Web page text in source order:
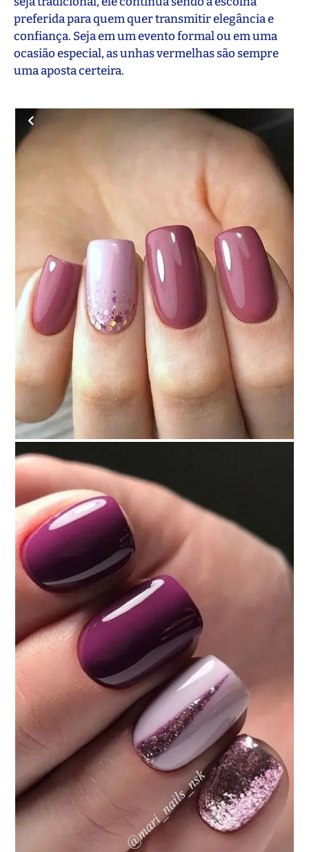
preferida para quem quer transmitir elegância e
confiança. Seja em um evento formal ou em uma
ocasião especial, as unhas vermelhas são sempre
uma aposta certeira.